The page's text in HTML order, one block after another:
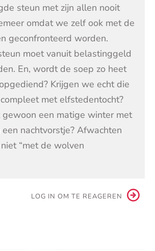
steun met zijn allen nooit
omdat we zelf ook met de
geconfronteerd worden.
moet vanuit belastinggeld
En, wordt de soep zo heet
Krijgen we echt die
met elfstedentocht?
een matige winter met
nachtvorstje? Afwachten
“met de wolven
LOG IN OM TE REAGEREN